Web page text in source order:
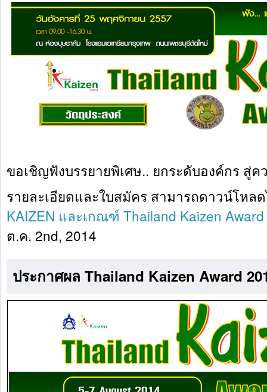
ขอเชิญฟังบรรยายพิเศษ.. ยกระดับองค์กร สู่ค
รายละเอียดและใบสมัคร สามารถดาวน์โหล
KAIZEN และเกณฑ์ Thailand Kaizen
ต.ค. 2nd, 2014
ประกาศผล Thailand Kaizen Award